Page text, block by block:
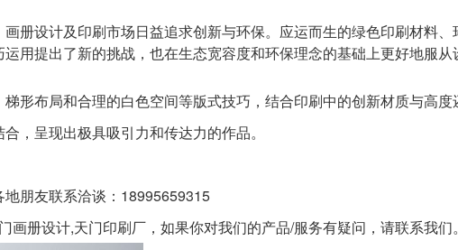
册设计及印刷市场日益追求创新与环保。应运而生的绿色印刷材料
用提出了新的挑战，也在生态宽容度和环保理念的基础上更好地服从
形布局和合理的白色空间等版式技巧，结合印刷中的创新材质与高
，呈现出极具吸引力和传达力的作品。
朋友联系洽谈：18995659315
画册设计,天门印刷厂，如果你对我们的产品/服务有疑问，请联系我们。